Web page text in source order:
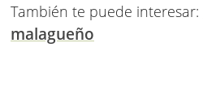
También te puede interesar:
malagueño